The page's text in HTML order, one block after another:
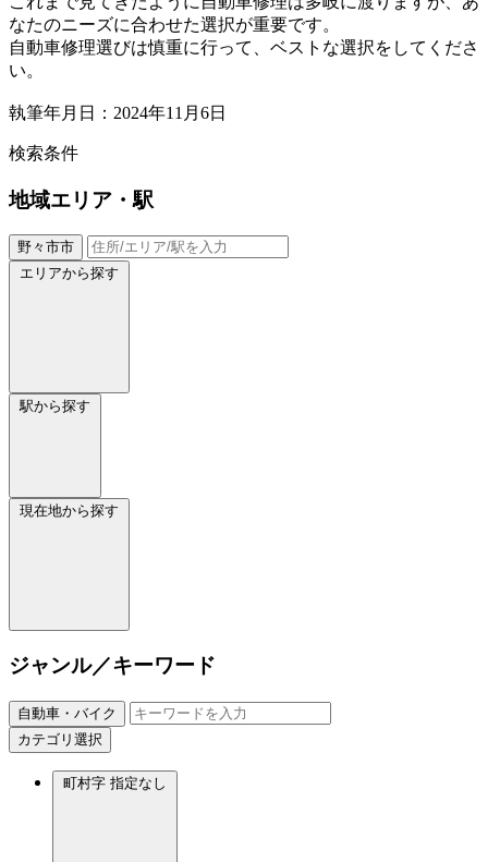
なたのニーズに合わせた選択が重要です。
自動車修理選びは慎重に行って、ベストな選択をしてくださ
い。
執筆年月日：2024年11月6日
検索条件
地域エリア・駅
野々市市
エリアから探す
駅から探す
現在地から探す
ジャンル／キーワード
自動車・バイク
カテゴリ選択
町村字 指定なし